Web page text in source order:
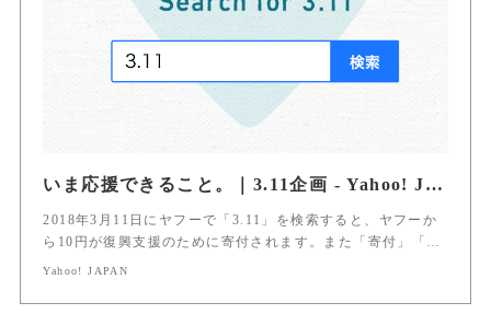
いま応援できること。｜3.11企画 - Yahoo! JAPAN
2018年3月11日にヤフーで「3.11」を検索すると、ヤフーか
ら10円が復興支援のために寄付されます。また「寄付」「…
Yahoo! JAPAN